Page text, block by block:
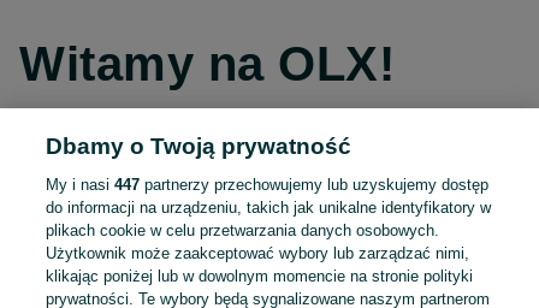
Witamy na OLX!
Kontynuuj przez Facebooka
Kontynuuj przez konto Apple
Dbamy o Twoją prywatność
My i nasi447 partnerzy przechowujemy lub uzyskujemy dostęp
do informacji na urządzeniu, takich jak unikalne identyfikatory w
plikach cookie w celu przetwarzania danych osobowych.
Użytkownik może zaakceptować wybory lub zarządzać nimi,
klikając poniżej lub w dowolnym momencie na stronie polityki
prywatności. Te wybory będą sygnalizowane naszym partnerom